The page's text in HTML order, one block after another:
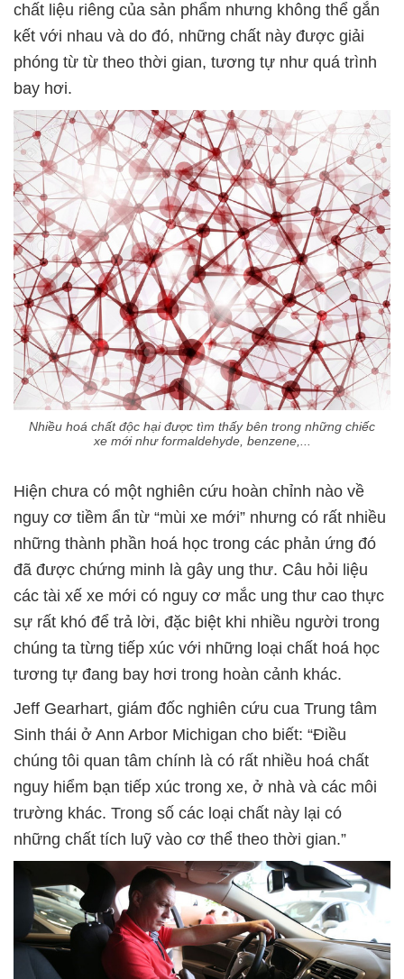
chất liệu riêng của sản phẩm nhưng không thể gắn
kết với nhau và do đó, những chất này được giải
phóng từ từ theo thời gian, tương tự như quá trình
bay hơi.
Nhiều hoá chất độc hại được tìm thấy bên trong những chiếc
xe mới như formaldehyde, benzene,...
Hiện chưa có một nghiên cứu hoàn chỉnh nào về
nguy cơ tiềm ẩn từ “mùi xe mới” nhưng có rất nhiều
những thành phần hoá học trong các phản ứng đó
đã được chứng minh là gây ung thư. Câu hỏi liệu
các tài xế xe mới có nguy cơ mắc ung thư cao thực
sự rất khó để trả lời, đặc biệt khi nhiều người trong
chúng ta từng tiếp xúc với những loại chất hoá học
tương tự đang bay hơi trong hoàn cảnh khác.
Jeff Gearhart, giám đốc nghiên cứu cua Trung tâm
Sinh thái ở Ann Arbor Michigan cho biết: “Điều
chúng tôi quan tâm chính là có rất nhiều hoá chất
nguy hiểm bạn tiếp xúc trong xe, ở nhà và các môi
trường khác. Trong số các loại chất này lại có
những chất tích luỹ vào cơ thể theo thời gian.”